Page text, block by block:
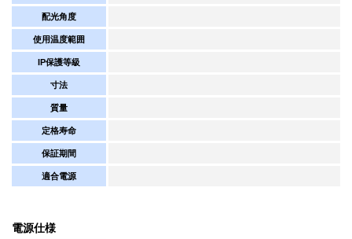
配光角度
使用温度範囲
IP保護等級
寸法
質量
定格寿命
保証期間
適合電源
電源仕様